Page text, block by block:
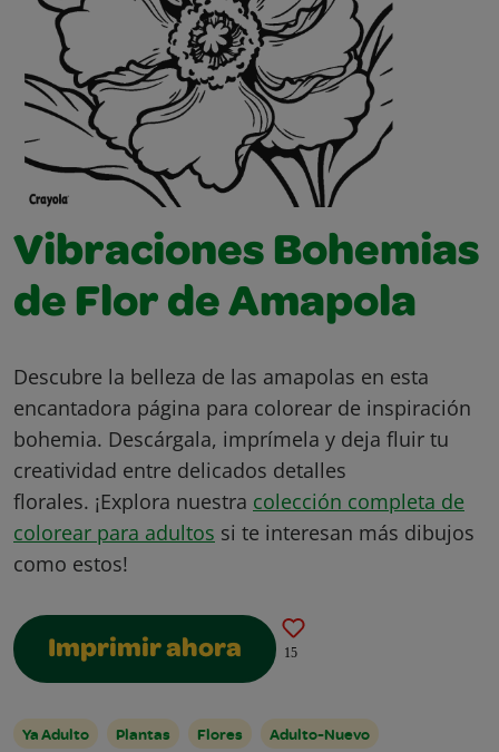
Vibraciones Bohemias
de Flor de Amapola
Descubre la belleza de las amapolas en esta
encantadora página para colorear de inspiración
bohemia. Descárgala, imprímela y deja fluir tu
creatividad entre delicados detalles
florales. ¡Explora nuestra colección completa de
colorear para adultos si te interesan más dibujos
como estos!
Imprimir ahora 15
Ya Adulto Plantas Flores Adulto-Nuevo